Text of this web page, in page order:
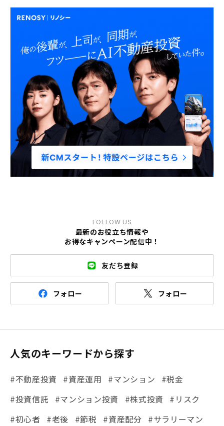
FOLLOW US
最新のお役立ち情報や
お得なキャンペーン配信中！
友だち登録
フォロー フォロー
人気のキーワードから探す
#不動産投資 #資産運用 #マンション
#税金
#投資信託
#マンション投資 #株式投資
#リスク
#初心者
#老後 #節税 #資産配分 #サラリーマン